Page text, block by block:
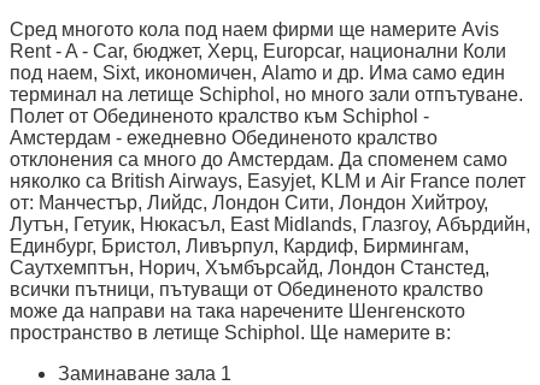
Сред многото кола под наем фирми ще намерите Avis
Rent - A - Car, бюджет, Херц, Europcar, национални Коли
под наем, Sixt, икономичен, Alamo и др. Има само един
терминал на летище Schiphol, но много зали отпътуване.
Полет от Обединеното кралство към Schiphol -
Амстердам - ежедневно Обединеното кралство
отклонения са много до Амстердам. Да споменем само
няколко са British Airways, Easyjet, KLM и Air France полет
от: Манчестър, Лийдс, Лондон Сити, Лондон Хийтроу,
Лутън, Гетуик, Нюкасъл, East Midlands, Глазгоу, Абърдийн,
Единбург, Бристол, Ливърпул, Кардиф, Бирмингам,
Саутхемптън, Норич, Хъмбърсайд, Лондон Станстед,
всички пътници, пътуващи от Обединеното кралство
може да направи на така наречените Шенгенското
пространство в летище Schiphol. Ще намерите в:
Заминаване зала 1